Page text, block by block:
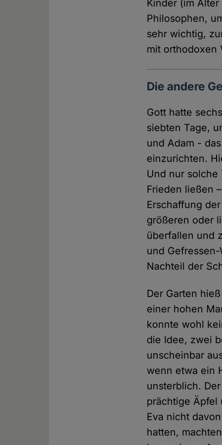
Kinder (im
Philosophen,
sehr wichtig,
mit orthodoxen
Die andere
Gott hatte
siebten Tage,
und Adam -
einzurichten.
Und nur
Frieden ließen
Erschaffung
größeren oder
überfallen und
und
Nachteil der
Der Garten
einer hohen
konnte wohl
die Idee, zwei
unscheinbar
wenn etwa ein
unsterblich.
prächtige Äpfel
Eva nicht
hatten,